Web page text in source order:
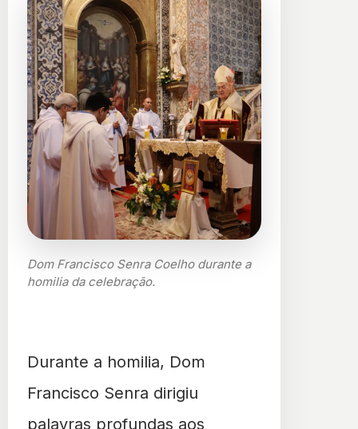
Dom Francisco Senra Coelho durante a
homilia da celebração.
Durante a homilia, Dom
Francisco Senra dirigiu
palavras profundas aos